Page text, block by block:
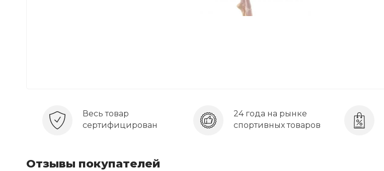
Весь товар
сертифицирован
24 года на рынке
спортивных товаров
Отзывы покупателей